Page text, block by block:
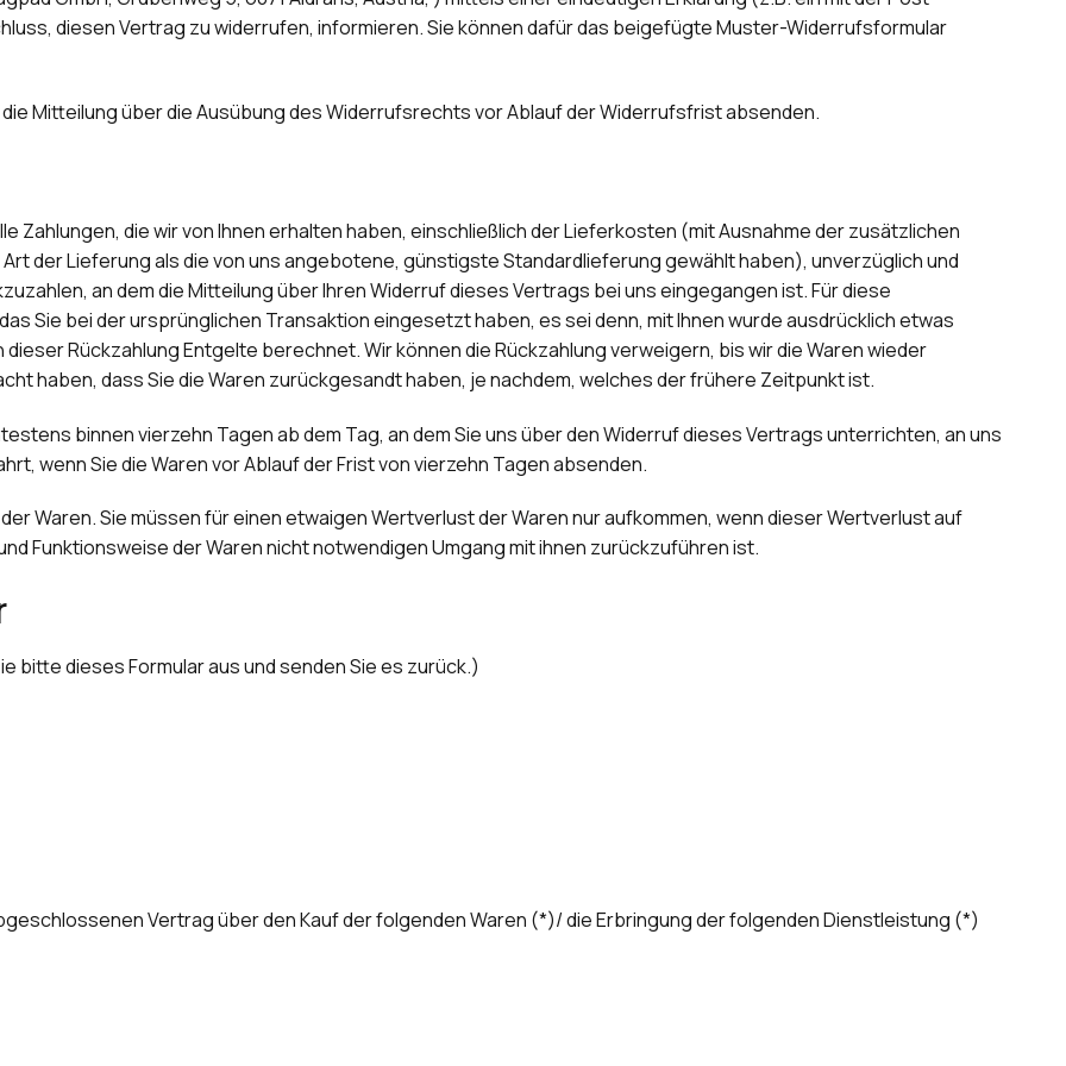
diesen Vertrag zu widerrufen, informieren. Sie können dafür das beigefügte Muster-Widerrufsformular
Mitteilung über die Ausübung des Widerrufsrechts vor Ablauf der Widerrufsfrist absenden.
Zahlungen, die wir von Ihnen erhalten haben, einschließlich der Lieferkosten (mit Ausnahme der zusätzlichen
der Lieferung als die von uns angebotene, günstigste Standardlieferung gewählt haben), unverzüglich und
an dem die Mitteilung über Ihren Widerruf dieses Vertrags bei uns eingegangen ist. Für diese
Sie bei der ursprünglichen Transaktion eingesetzt haben, es sei denn, mit Ihnen wurde ausdrücklich etwas
Rückzahlung Entgelte berechnet. Wir können die Rückzahlung verweigern, bis wir die Waren wieder
haben, dass Sie die Waren zurückgesandt haben, je nachdem, welches der frühere Zeitpunkt ist.
binnen vierzehn Tagen ab dem Tag, an dem Sie uns über den Widerruf dieses Vertrags unterrichten, an uns
wenn Sie die Waren vor Ablauf der Frist von vierzehn Tagen absenden.
Waren.Sie müssen für einen etwaigen Wertverlust der Waren nur aufkommen, wenn dieser Wertverlust auf
Funktionsweise der Waren nicht notwendigen Umgang mit ihnen zurückzuführen ist.
bitte dieses Formular aus und senden Sie es zurück.)
Vertrag über den Kauf der folgenden Waren (*)/ die Erbringung der folgenden Dienstleistung (*)